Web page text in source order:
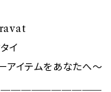
イ
アイテムをあなたへ〜